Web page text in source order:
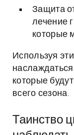
Защита
лечение
которые
Используя
которые
всего сезона.
Таинство